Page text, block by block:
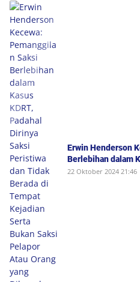
Erwin Henderson
Berlebihan dalam
Saksi Peristiwa
22 Oktober 2024 21:46